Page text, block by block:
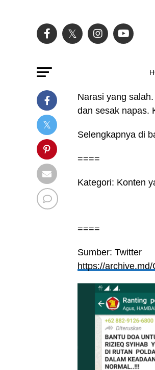
Narasi yang
dan sesak napas.
Selengkapnya di
====
Kategori: Konten
====
Sumber: Twitter
https://